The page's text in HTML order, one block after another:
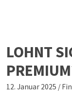
LOHNT
12. Januar 2025 /